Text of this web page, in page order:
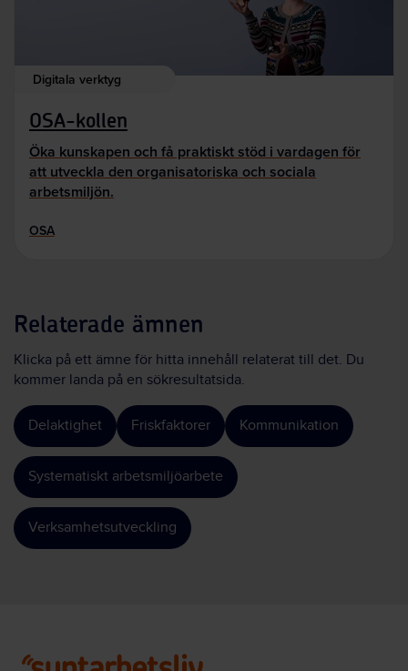
Digitala verktyg
OSA-kollen
Öka kunskapen och få praktiskt stöd i vardagen för
att utveckla den organisatoriska och sociala
arbetsmiljön.
OSA
Relaterade ämnen
Klicka på ett ämne för hitta innehåll relaterat till det. Du
kommer landa på en sökresultatsida.
Delaktighet Friskfaktorer Kommunikation
Systematiskt arbetsmiljöarbete
Verksamhetsutveckling